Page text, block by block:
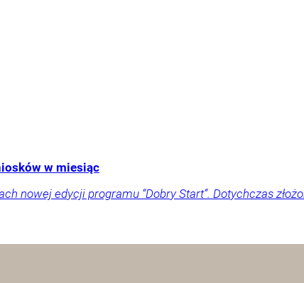
w miesiąc
nowej edycji programu “Dobry Start”. Dotychczas